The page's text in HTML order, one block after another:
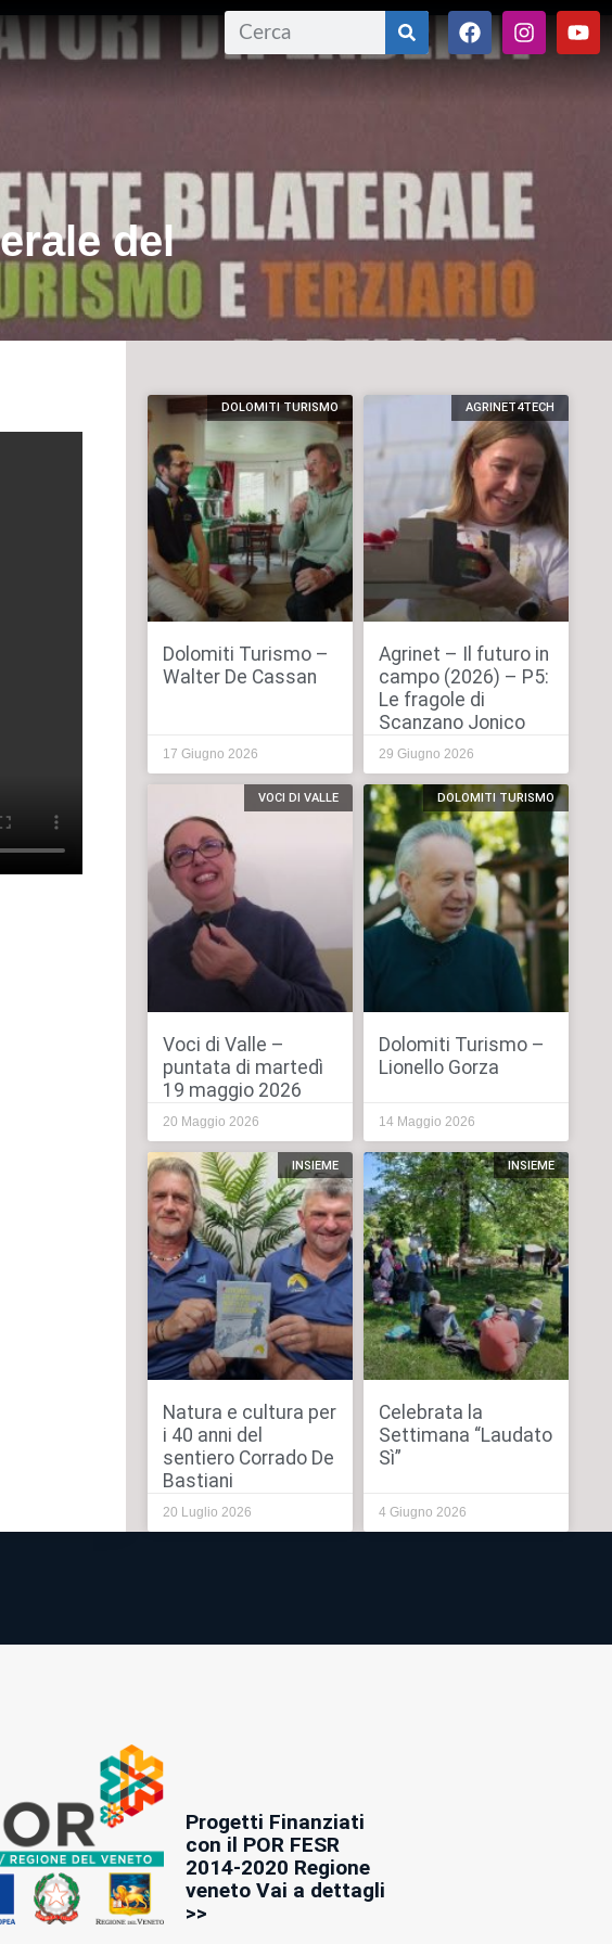
del
DOLOMITI TURISMO
Dolomiti Turismo –
Walter De Cassan
17 Giugno 2026
AGRINET4TECH
Agrinet – Il futuro in
campo (2026) – P5:
Le fragole di
Scanzano Jonico
29 Giugno 2026
VOCI DI VALLE
Voci di Valle –
puntata di martedì
19 maggio 2026
20 Maggio 2026
DOLOMITI TURISMO
Dolomiti Turismo –
Lionello Gorza
14 Maggio 2026
INSIEME
Natura e cultura per
i 40 anni del
sentiero Corrado De
Bastiani
20 Luglio 2026
INSIEME
Celebrata la
Settimana “Laudato
Sì”
4 Giugno 2026
Progetti Finanziati
con il POR FESR
2014-2020 Regione
veneto Vai a dettagli
>>